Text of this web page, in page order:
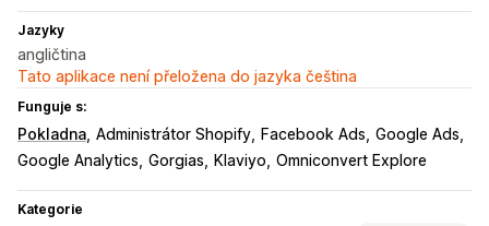
Jazyky
angličtina
Tato aplikace není přeložena do jazyka čeština
Funguje s:
Pokladna Administrátor Shopify Facebook Ads Google Ads
Google Analytics Gorgias Klaviyo Omniconvert Explore
Kategorie